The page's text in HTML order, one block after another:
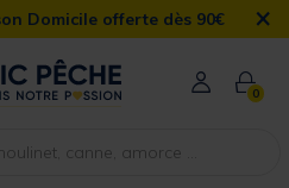
offerte dès 90€ ×
0